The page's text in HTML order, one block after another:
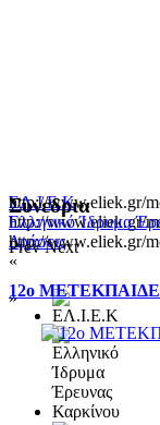
http://www.eliek.gr/
http://www.eliek.gr/
http://www.eliek.gr/
ΕΛ.Ι.Ε.Κ
Ελληνικό Ίδρυμα
Δράσεις
«
»
Συνεδρια
Prev Next
12ο